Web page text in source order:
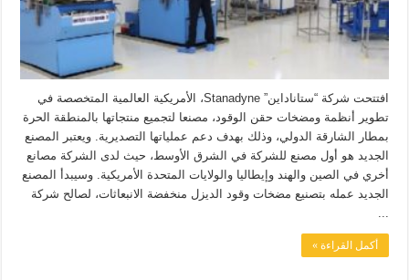
افتتحت شركة “ستاناداين” Stanadyne، الأمريكية العالمية المتخصصة في
تطوير أنظمة ومضخات حقن الوقود، مصنعا لتجميع منتجاتها بالمنطقة الحرة
بمطار الشارقة الدولي، وذلك بهدف دعم عملياتها التصديرية. ويعتبر المصنع
الجديد هو أول مصنع للشركة في الشرق الأوسط، حيث لدى الشركة مصانع
أخري في الصين والهند وإيطاليا والولايات المتحدة الأمريكية. وسيبدأ المصنع
الجديد عمله بتصنيع مضخات وقود الديزل منخفضة الانبعاثات، لصالح شركة
...
أكمل القراءة »